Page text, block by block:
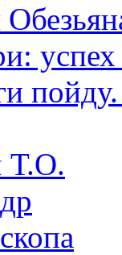
успех
Т.О.